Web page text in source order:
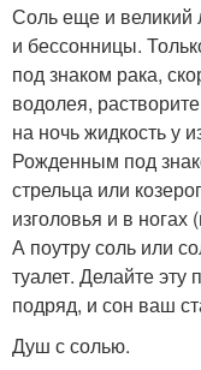
Соль еще и великий
и бессонницы.
под знаком рака,
водолея,
на ночь жидкость у
Рожденным под
стрельца или
изголовья и в
А поутру соль или
туалет. Делайте эту
подряд, и сон ваш
Душ с солью.